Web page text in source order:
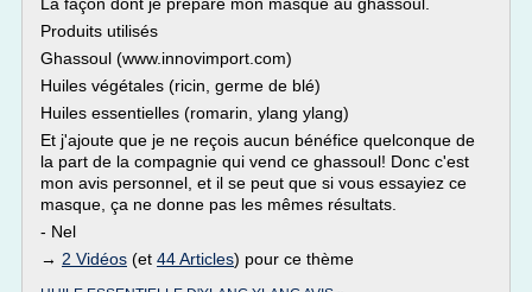
Produits utilisés
Ghassoul (www.innovimport.com)
Huiles végétales (ricin, germe de blé)
Huiles essentielles (romarin, ylang ylang)
Et j'ajoute que je ne reçois aucun bénéfice quelconque de
la part de la compagnie qui vend ce ghassoul! Donc c'est
mon avis personnel, et il se peut que si vous essayiez ce
masque, ça ne donne pas les mêmes résultats.
- Nel
→ 2 Vidéos (et 44 Articles) pour ce thème